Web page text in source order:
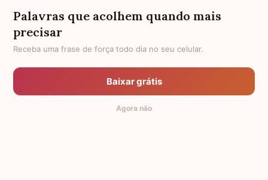
CONFORTO PARA MÃE QUE
PERDEU SUA FILHA
PELAS BÊNÇÃOS RECEBIDAS
MINHA TIA
Palavras que acolhem quando mais
precisar
Receba uma frase de força todo dia no seu celular.
Baixar grátis
Agora não